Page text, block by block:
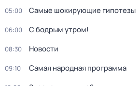
05:00 Самые шoкиpующие гипотезы
06:00 С бодрым утром!
08:30 Новости
09:10 Самая народная программа